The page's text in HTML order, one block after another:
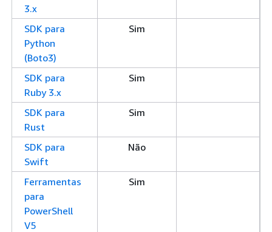
3.x
SDK para
Python
(Boto3)
Sim
SDK para
Ruby 3.x
Sim
SDK para
Rust
Sim
SDK para
Swift
Não
Ferramentas
para
PowerShell
V5
Sim